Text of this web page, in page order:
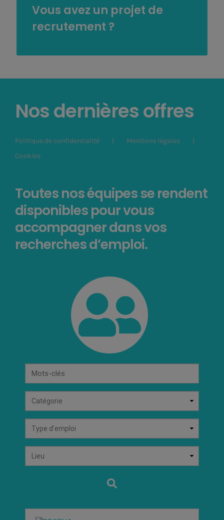
Vous avez un projet de
recrutement ?
Nos dernières offres
Politique de confidentialité
Mentions légales
Cookies
Toutes nos équipes se rendent
disponibles pour vous
accompagner dans vos
recherches d’emploi.
clés